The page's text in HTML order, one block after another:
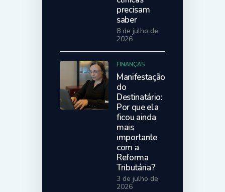
precisam
saber
8 de julho de
2026
FINANÇAS
Manifestação
do
Destinatário:
Por que ela
ficou ainda
mais
importante
com a
Reforma
Tributária?
3 de julho de
2026